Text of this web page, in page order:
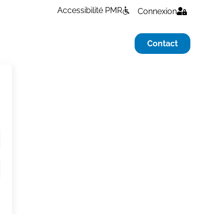
Accessibilité PMR Connexion
Contact